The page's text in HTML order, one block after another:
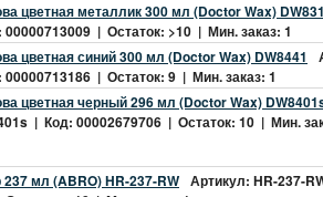
цветная металлик 300 мл (Doctor Wax)
| Остаток: >10 | Мин. заказ: 1
цветная синий 300 мл (Doctor Wax) DW8441
| Остаток: 9 | Мин. заказ: 1
цветная черный 296 мл (Doctor Wax)
| Код: 00002679706 | Остаток: 10 | Мин.
мл (ABRO) HR-237-RW Артикул: HR-237-